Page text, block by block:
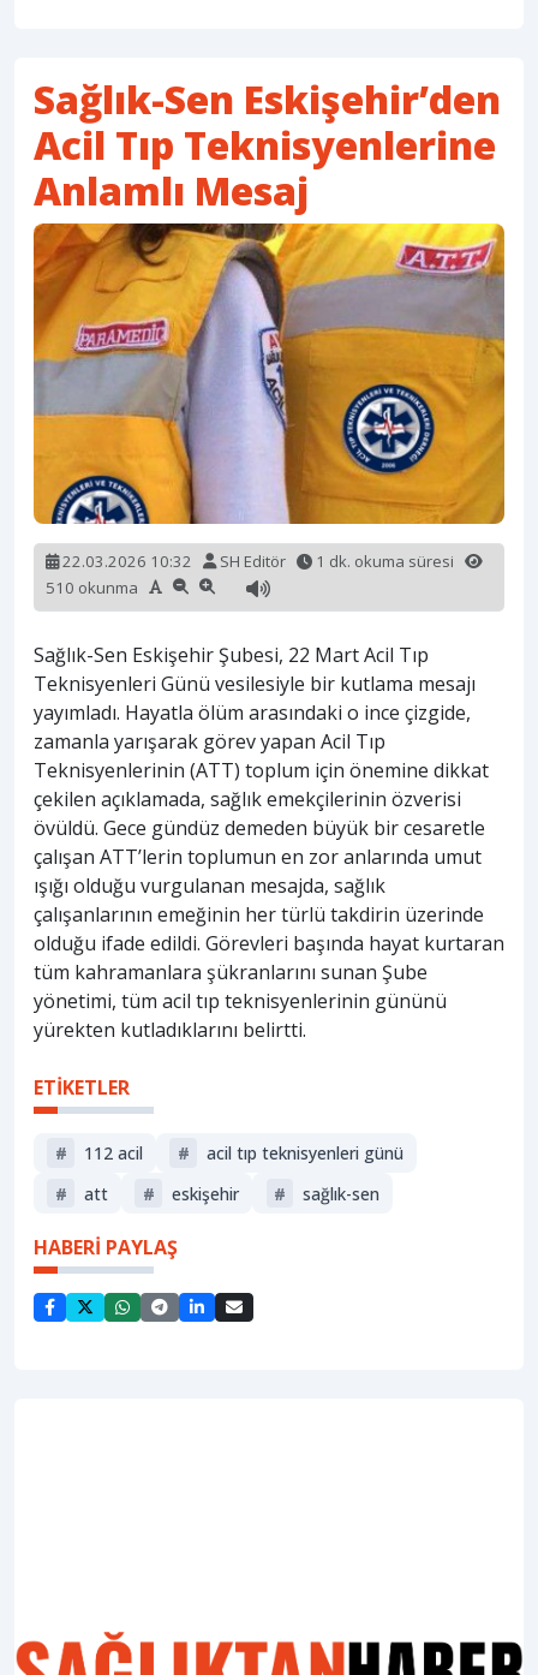
Sağlık-Sen Eskişehir’den
Acil Tıp Teknisyenlerine
Anlamlı Mesaj
22.03.2026 10:32 SH Editör
1 dk. okuma süresi
510 okunma
Sağlık-Sen Eskişehir Şubesi, 22 Mart Acil Tıp
Teknisyenleri Günü vesilesiyle bir kutlama mesajı
yayımladı. Hayatla ölüm arasındaki o ince çizgide,
zamanla yarışarak görev yapan Acil Tıp
Teknisyenlerinin (ATT) toplum için önemine dikkat
çekilen açıklamada, sağlık emekçilerinin özverisi
övüldü. Gece gündüz demeden büyük bir cesaretle
çalışan ATT’lerin toplumun en zor anlarında umut
ışığı olduğu vurgulanan mesajda, sağlık
çalışanlarının emeğinin her türlü takdirin üzerinde
olduğu ifade edildi. Görevleri başında hayat kurtaran
tüm kahramanlara şükranlarını sunan Şube
yönetimi, tüm acil tıp teknisyenlerinin gününü
yürekten kutladıklarını belirtti.
ETİKETLER
# 112 acil #
acil tıp teknisyenleri günü
#
att # eskişehir # sağlık-sen
HABERİ PAYLAŞ